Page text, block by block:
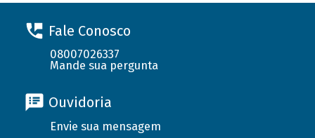
Fale Conosco
08007026337
Mande sua pergunta
Ouvidoria
Envie sua mensagem